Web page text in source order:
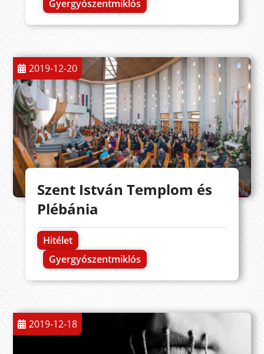
Gyergyószentmiklós
2019-12-20
Szent István Templom és
Plébánia
Hitélet
Gyergyószentmiklós
2019-12-18